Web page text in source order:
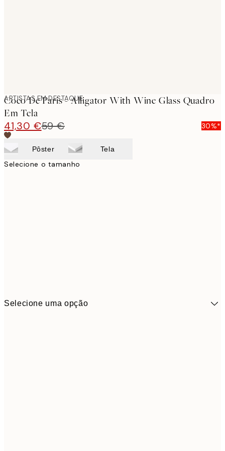
ARTISTAS EM DESTAQUE
Coco De Paris - Alligator With Wine Glass Quadro
Em Tela
41,30 €59 € 30%*
Pôster Tela
Selecione o tamanho
Selecione uma opção